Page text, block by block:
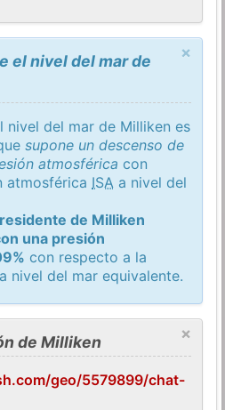
×
el nivel del mar de
nivel del mar de Milliken es
supone un descenso de
atmosférica con
atmosférica ISA a nivel del
de Milliken
una presión
con respecto a la
nivel del mar equivalente.
×
de Milliken
geo/5579899/chat-